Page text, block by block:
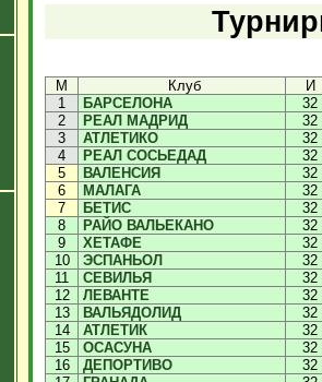
М Клуб
И
1
БАРСЕЛОНА
32
2
РЕАЛ МАДРИД
32
3
АТЛЕТИКО
32
4
РЕАЛ СОСЬЕДАД
32
5
ВАЛЕНСИЯ
32
6
МАЛАГА
32
7
БЕТИС
32
8
РАЙО ВАЛЬЕКАНО
32
9
ХЕТАФЕ
32
10
ЭСПАНЬОЛ
32
11
СЕВИЛЬЯ
32
12
ЛЕВАНТЕ
32
13
ВАЛЬЯДОЛИД
32
14
АТЛЕТИК
32
15
ОСАСУНА
32
16
ДЕПОРТИВО
32